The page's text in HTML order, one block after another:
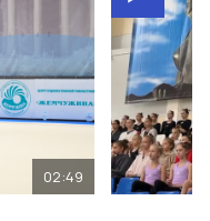
02:49